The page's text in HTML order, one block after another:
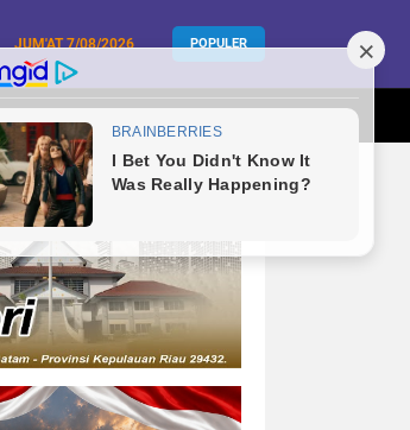
JUM'AT7/08/2026 POPULER